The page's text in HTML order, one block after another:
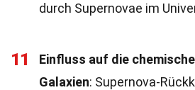
durch Supernovae im
11
Einfluss auf die
Galaxien: Supernova-